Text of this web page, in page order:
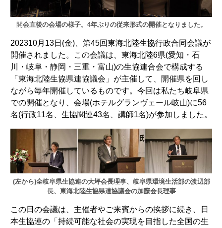
開会直後の会場の様子。4年ぶりの従来形式の開催となりました。
202310月13日(金)、第45回東海北陸生協行政合同会議が
開催されました。この会議は、東海北陸6県(愛知・石
川・岐阜・静岡・三重・富山)の生協連合会で構成する
「東海北陸生協県連協議会」が主催して、開催県を回し
ながら毎年開催しているものです。今回は私たち岐阜県
での開催となり、会場(ホテルグランヴェール岐山)に56
名(行政11名、生協関連43名、講師1名)が参加しました。
(左から)全岐阜県生協連の大坪会長理事、岐阜県環境生活部の渡辺部
長、東海北陸生協県連協議会の加藤会長理事
この日の会議は、主催者やご来賓からの挨拶に続き、日
本生協連の「持続可能な社会の実現を目指した全国の生